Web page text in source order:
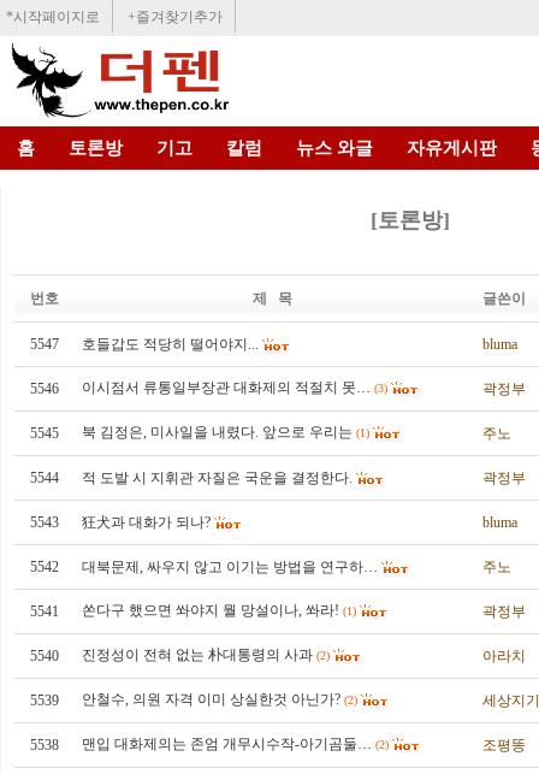
*시작페이지로 +즐겨찾기추가
홈 토론방 기고 칼럼 뉴스 와글 자유게시판
[토론방]
번호 제 목 글쓴이
5547 호들갑도 적당히 떨어야지... bluma
5546 이시점서 류통일부장관 대화제의 적절치 못… (3) 곽정부
5545 북 김정은, 미사일을 내렸다. 앞으로 우리는 (1) 주노
5544 적 도발 시 지휘관 자질은 국운을 결정한다. 곽정부
5543 狂犬과 대화가 되나? bluma
5542 대북문제, 싸우지 않고 이기는 방법을 연구하… 주노
5541 쏜다구 했으면 쏴야지 뭘 망설이나, 쏴라! (1) 곽정부
5540 진정성이 전혀 없는 朴대통령의 사과 (2) 아라치
5539 안철수, 의원 자격 이미 상실한것 아닌가? (2) 세상지기
5538 맨입 대화제의는 존엄 개무시수작-아기곰둘… (2) 조평똥